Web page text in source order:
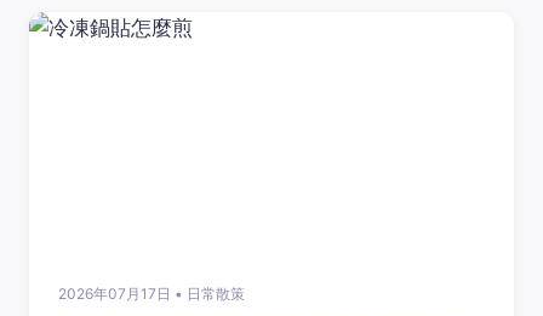
2026年07月17日 • 日常散策